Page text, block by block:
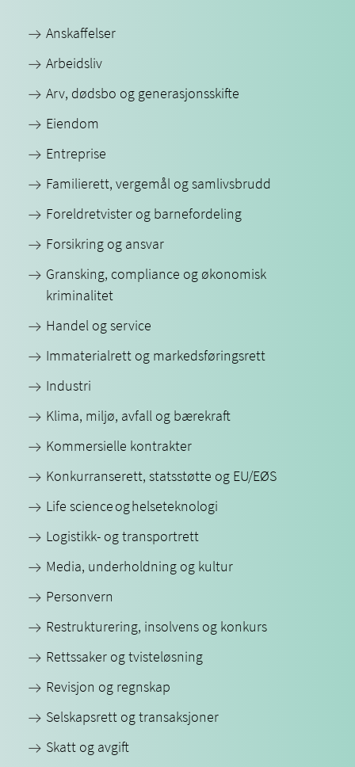
Anskaffelser
Arbeidsliv
Arv, dødsbo og generasjonsskifte
Eiendom
Entreprise
Familierett, vergemål og samlivsbrudd
Foreldretvister og barnefordeling
Forsikring og ansvar
Gransking, compliance og økonomisk
kriminalitet
Handel og service
Immaterialrett og markedsføringsrett
Industri
Klima, miljø, avfall og bærekraft
Kommersielle kontrakter
Konkurranserett, statsstøtte og EU/EØS
Life science og helseteknologi
Logistikk- og transportrett
Media, underholdning og kultur
Personvern
Restrukturering, insolvens og konkurs
Rettssaker og tvisteløsning
Revisjon og regnskap
Selskapsrett og transaksjoner
Skatt og avgift